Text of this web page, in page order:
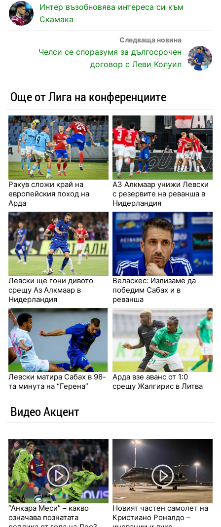
Интер възобновява интереса си към
Скамака
Челси се споразумя за дългосрочен
договор с Леви Колуил
Още от Лига на конференциите
Ракув сложи край на
европейския поход на
Арда
АЗ Алкмаар унижи Левски
с резервите на реванша в
Нидерландия
Левски ще гони дивото
срещу Аз Алкмаар в
Нидерландия
Веласкес: Излизаме да
победим Сабах и в
реванша
Левски матира Сабах в 98-
та минута на “Герена”
Арда взе аванс от 1:0
срещу Жалгирис в Литва
Видео Акцент
“Анкара Меси” – какво
означава познатата
Новият частен самолет на
Кристиано Роналдо –